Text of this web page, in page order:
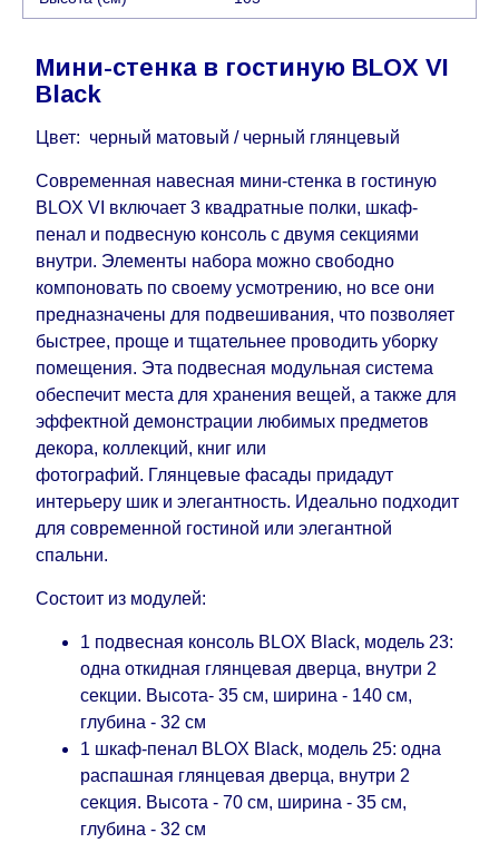
дни) от даты получения оплаты от
кредитной
Возможны задержки, связанные с морской
которые не может повлиять Поставщик, в этих
случаях срок доставки будет продлен еще на 30
рабочих дней и не будет считаться
задержкой.Вместе с тем поставщики
прилагают все усилия, чтобы максимально
ускоритьдоставку, но, не имея возможности
это гарантировать, поэтому интернет-магазин
не несет ответственности за какие-либо
задержки.
Мебель из категории "Модульная мебель"
является модулярной, что оставляет право за
Поставщиком сделать доставку по мере
поступления модулей с фабрики, в течение
дополнительных 60 рабочих дней после первой
доставки товара на дом клиенту.
Мини-стенка в гостиную BLOX VI
Black
Цвет: черный матовый / черный глянцевый
Современная навесная мини-стенка в гостиную
BLOX VI включает 3 квадратные полки, шкаф-
пенал и подвесную консоль с двумя секциями
внутри. Элементы набора можно свободно
компоновать по своему усмотрению, но все они
предназначены для подвешивания, что позволяет
быстрее, проще и тщательнее проводить уборку
помещения. Эта подвесная модульная система
обеспечит места для хранения вещей, а также для
эффектной демонстрации любимых предметов
декора, коллекций, книг или
фотографий. Глянцевые фасады придадут
интерьеру шик и элегантность. Идеально подходит
для современной гостиной или элегантной
спальни.
Состоит из модулей:
1 подвесная консоль BLOX Black, модель 23:
одна откидная глянцевая дверца, внутри 2
секции. Высота- 35 см, ширина - 140 см,
глубина - 32 см
1 шкаф-пенал BLOX Black, модель 25: одна
распашная глянцевая дверца, внутри 2
секция. Высота - 70 см, ширина - 35 см,
глубина - 32 см